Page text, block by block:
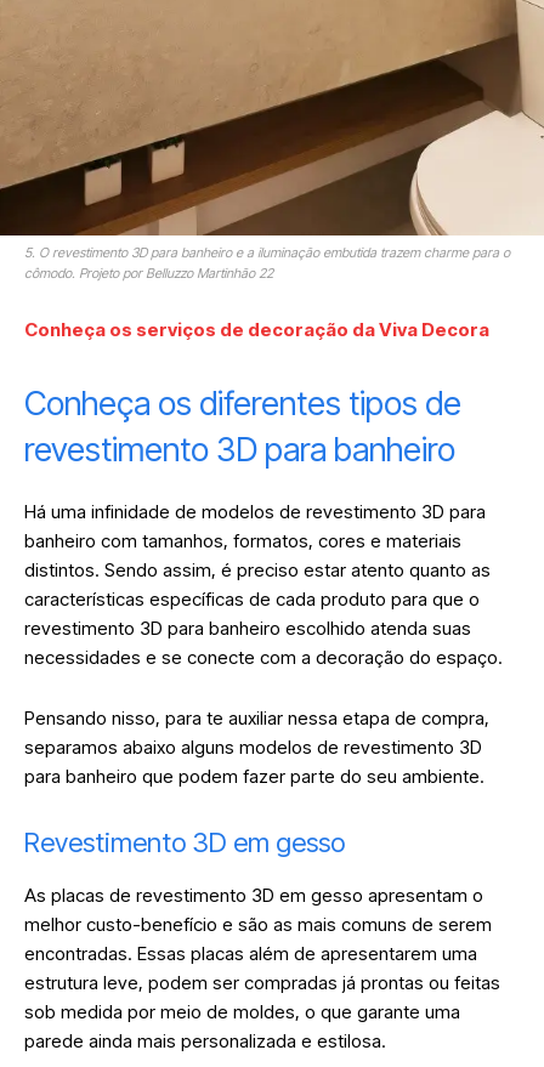
5. O revestimento 3D para banheiro e a iluminação embutida trazem charme para o
cômodo. Projeto por Belluzzo Martinhão 22
Conheça os serviços de decoração da Viva Decora
Conheça os diferentes tipos de
revestimento 3D para banheiro
Há uma infinidade de modelos de revestimento 3D para
banheiro com tamanhos, formatos, cores e materiais
distintos. Sendo assim, é preciso estar atento quanto as
características específicas de cada produto para que o
revestimento 3D para banheiro escolhido atenda suas
necessidades e se conecte com a decoração do espaço.
Pensando nisso, para te auxiliar nessa etapa de compra,
separamos abaixo alguns modelos de revestimento 3D
para banheiro que podem fazer parte do seu ambiente.
Revestimento 3D em gesso
As placas de revestimento 3D em gesso apresentam o
melhor custo-benefício e são as mais comuns de serem
encontradas. Essas placas além de apresentarem uma
estrutura leve, podem ser compradas já prontas ou feitas
sob medida por meio de moldes, o que garante uma
parede ainda mais personalizada e estilosa.